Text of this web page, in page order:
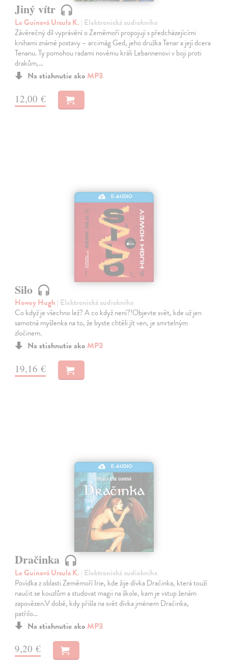
Jiný vítr
Le Guinová Ursula K. | Elektronická audiokniha
Závěrečný díl vyprávění o Zeměmoří propojují s předcházejícími
knihami známé postavy – arcimág Ged, jeho družka Tenar a její dcera
Tenanu. Ty pomohou radami novému králi Lebannenovi v boji proti
drakům,…
Na stiahnutie ako MP3
12,00 €
E-AUDIO
Silo
Howey Hugh | Elektronická audiokniha
Co když je všechno lež? A co když není?!Objevte svět, kde už jen
samotná myšlenka na to, že byste chtěli jít ven, je smrtelným
zločinem.
Na stiahnutie ako MP3
19,16 €
E-AUDIO
Dračinka
Le Guinová Ursula K. | Elektronická audiokniha
Povídka z oblasti Zeměmoří Irie, kde žije dívka Dračinka, která touží
naučit se kouzlům a studovat magii na škole, kam je vstup ženám
zapovězen.V době, kdy přišla na svět dívka jménem Dračinka,
patřilo…
Na stiahnutie ako MP3
9,20 €